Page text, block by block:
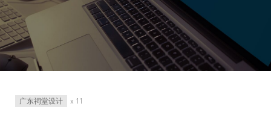
广东祠堂设计 x 11